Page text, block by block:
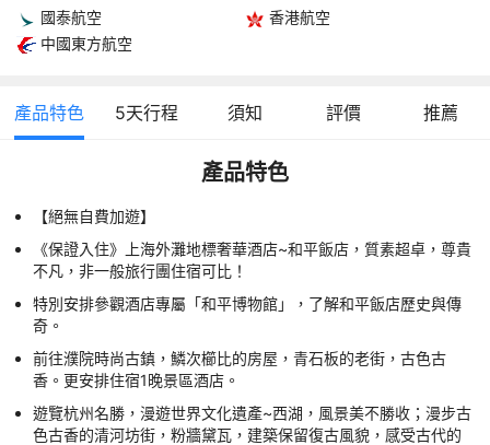
國泰航空
香港航空
中國東方航空
產品特色 5天行程 須知 評價 推薦
產品特色
【絕無自費加遊】
《保證入住》上海外灘地標奢華酒店~和平飯店，質素超卓，尊貴
不凡，非一般旅行團住宿可比！
特別安排參觀酒店專屬「和平博物館」，了解和平飯店歷史與傳
奇。
前往濮院時尚古鎮，鱗次櫛比的房屋，青石板的老街，古色古
香。更安排住宿1晚景區酒店。
遊覽杭州名勝，漫遊世界文化遺產~西湖，風景美不勝收；漫步古
色古香的清河坊街，粉牆黛瓦，建築保留復古風貌，感受古代的